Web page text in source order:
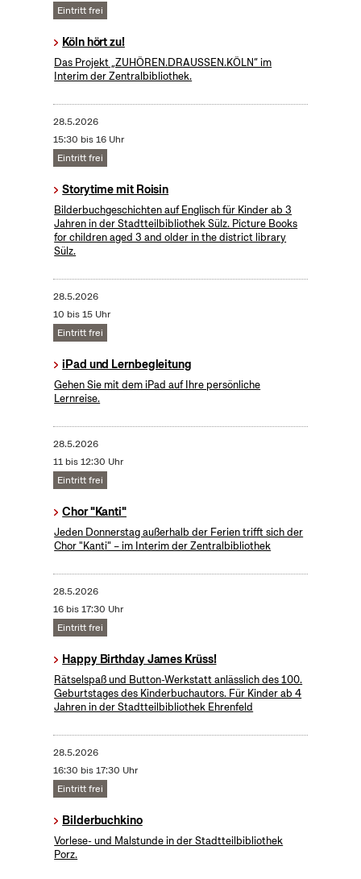
Eintritt frei
Köln hört zu!
Das Projekt „ZUHÖREN.DRAUSSEN.KÖLN“ im
Interim der Zentralbibliothek.
28.5.2026
15:30 bis 16 Uhr
Eintritt frei
Storytime mit Roisin
Bilderbuchgeschichten auf Englisch für Kinder ab 3
Jahren in der Stadtteilbibliothek Sülz. Picture Books
for children aged 3 and older in the district library
Sülz.
28.5.2026
10 bis 15 Uhr
Eintritt frei
iPad und Lernbegleitung
Gehen Sie mit dem iPad auf Ihre persönliche
Lernreise.
28.5.2026
11 bis 12:30 Uhr
Eintritt frei
Chor "Kanti"
Jeden Donnerstag außerhalb der Ferien trifft sich der
Chor "Kanti" – im Interim der Zentralbibliothek
28.5.2026
16 bis 17:30 Uhr
Eintritt frei
Happy Birthday James Krüss!
Rätselspaß und Button-Werkstatt anlässlich des 100.
Geburtstages des Kinderbuchautors. Für Kinder ab 4
Jahren in der Stadtteilbibliothek Ehrenfeld
28.5.2026
16:30 bis 17:30 Uhr
Eintritt frei
Bilderbuchkino
Vorlese- und Malstunde in der Stadtteilbibliothek
Porz.